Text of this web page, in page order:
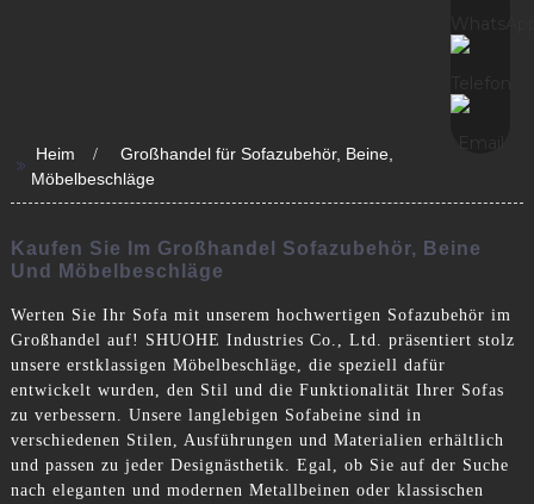
>> Heim
Großhandel für Sofazubehör, Beine,
Möbelbeschläge
Kaufen Sie Im Großhandel Sofazubehör, Beine
Und Möbelbeschläge
Werten Sie Ihr Sofa mit unserem hochwertigen Sofazubehör im
Großhandel auf! SHUOHE Industries Co., Ltd. präsentiert stolz
unsere erstklassigen Möbelbeschläge, die speziell dafür
entwickelt wurden, den Stil und die Funktionalität Ihrer Sofas
zu verbessern. Unsere langlebigen Sofabeine sind in
verschiedenen Stilen, Ausführungen und Materialien erhältlich
und passen zu jeder Designästhetik. Egal, ob Sie auf der Suche
nach eleganten und modernen Metallbeinen oder klassischen